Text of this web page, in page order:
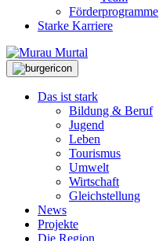
Förderprogramme
Starke Karriere
Das ist stark
Bildung & Beruf
Jugend
Leben
Tourismus
Umwelt
Wirtschaft
Gleichstellung
News
Projekte
Die Region